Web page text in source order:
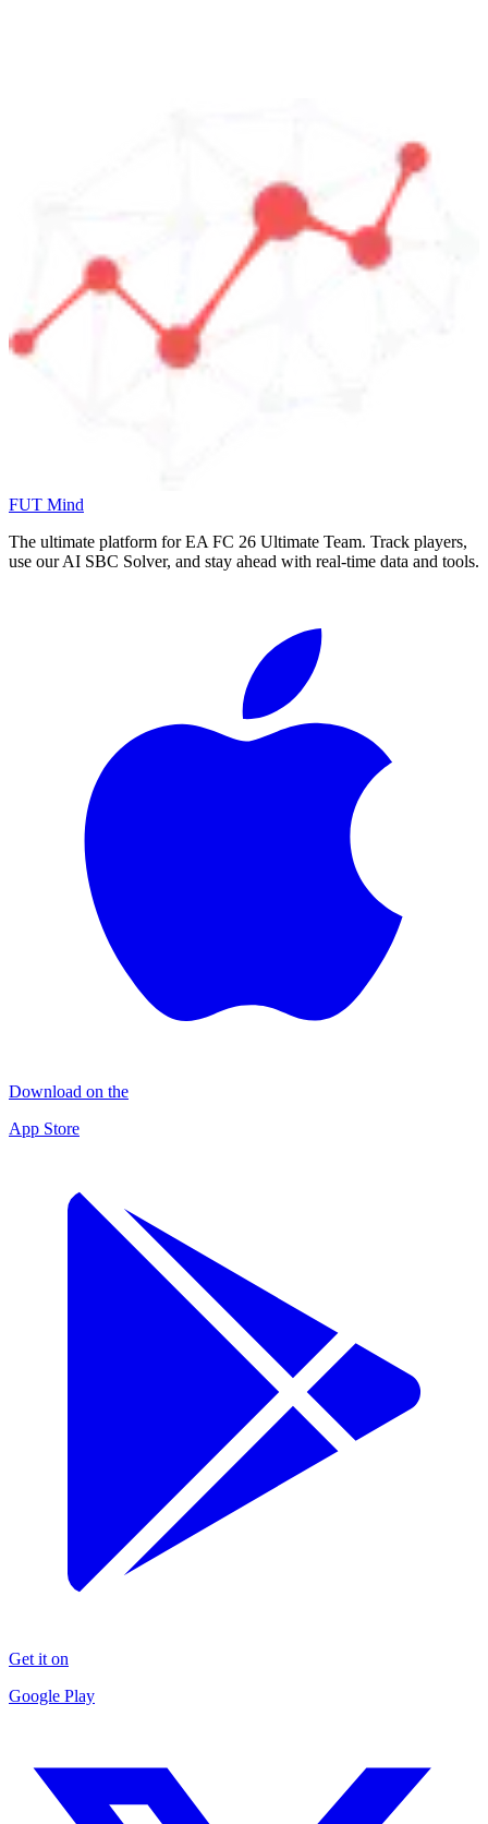
FUT Mind
The ultimate platform for EA FC 26 Ultimate Team. Track players,
use our AI SBC Solver, and stay ahead with real-time data and tools.
Download on the
App Store
Get it on
Google Play